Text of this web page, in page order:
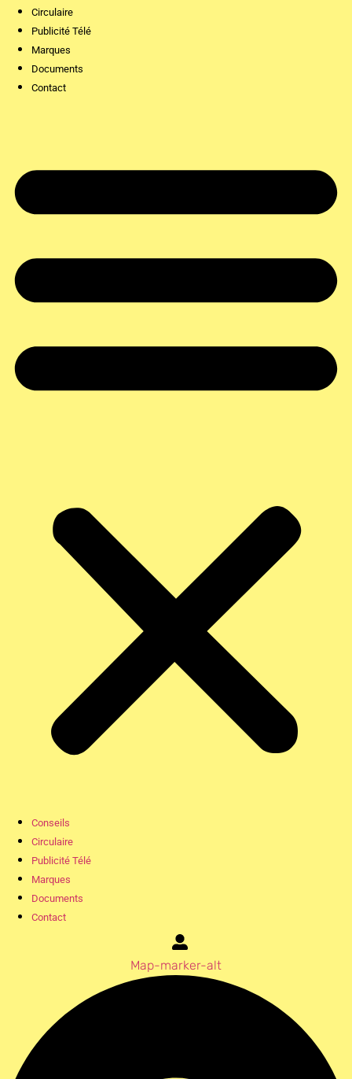
Circulaire
Publicité Télé
Marques
Documents
Contact
Conseils
Circulaire
Publicité Télé
Marques
Documents
Contact
Map-marker-alt